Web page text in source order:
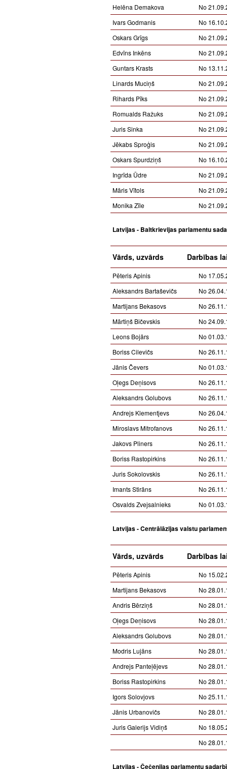
Helēna Demakova
No
Ivars Godmanis
No
Oskars Grīgs
No
Edvīns Inkēns
No
Guntars Krasts
No
Linards Muciņš
No
Rihards Pīks
No
Romualds Ražuks
No
Juris Sinka
No
Jēkabs Sproģis
No
Oskars Spurdziņš
No
Ingrīda Ūdre
No
Māris Vītols
No
Monika Zīle
No
Latvijas - Baltkrievijas parlamentu
Vārds, uzvārds Darbības
Pēteris Apinis
No
Aleksandrs Bartaševičs
No
Martijans Bekasovs
No
Mārtiņš Bičevskis
No
Leons Bojārs
No
Boriss Cilevičs
No
Jānis Čevers
No
Oļegs Deņisovs
No
Aleksandrs Golubovs
No
Andrejs Klementjevs
No
Miroslavs Mitrofanovs
No
Jakovs Pliners
No
Boriss Rastopirkins
No
Juris Sokolovskis
No
Imants Stirāns
No
Osvalds Zvejsalnieks
No
Latvijas - Centrālāzijas valstu
Vārds, uzvārds Darbības
Pēteris Apinis
No
Martijans Bekasovs
No
Andris Bērziņš
No
Oļegs Deņisovs
No
Aleksandrs Golubovs
No
Modris Lujāns
No
Andrejs Panteļējevs
No
Boriss Rastopirkins
No
Igors Solovjovs
No
Jānis Urbanovičs
No
Juris Galerijs Vidiņš
No
No
Latvijas - Čečenijas parlamentu